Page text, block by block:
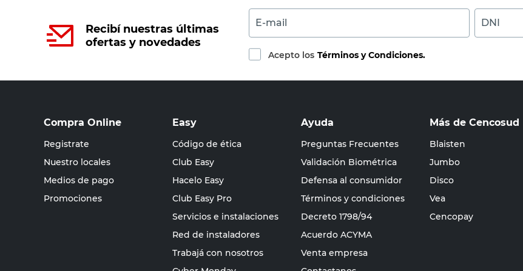
Recibí nuestras últimas
ofertas y novedades
E-mail DNI
Acepto los Términos y Condiciones.
Compra Online
Registrate
Nuestro locales
Medios de pago
Promociones
Easy
Código de ética
Club Easy
Hacelo Easy
Club Easy Pro
Servicios e instalaciones
Red de instaladores
Trabajá con nosotros
Ayuda
Preguntas Frecuentes
Validación Biométrica
Defensa al consumidor
Términos y condiciones
Decreto 1798/94
Acuerdo ACYMA
Venta empresa
Más de Cencosud
Blaisten
Jumbo
Disco
Vea
Cencopay